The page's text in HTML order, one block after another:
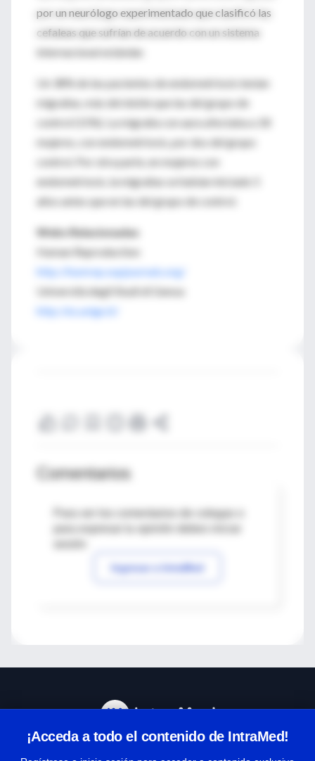
por un neurólogo experimentado que clasificó las
cefaleas que sufrían de acuerdo con un sistema
internacional estándar.
Un 38% de las pacientes de endometriosis tenían
migrañas, más del doble que las del grupo de
control (15%). La migraña con aura afectaba a 18
mujeres, con endometriosis, por dos del grupo
control. Por otra parte, en mujeres con
endometriosis, la migrañas se habían iniciado 5
años antes que en las del grupo de control.
Webs Relacionadas
Human Reproduction
http://humrep.oupjournals.org/
Università degli Studi di Genoa
http://es.unige.it/
Comentarios
Para ver los comentarios de colegas o
Ingresar a IntraMed
¡Acceda a todo el contenido de IntraMed!